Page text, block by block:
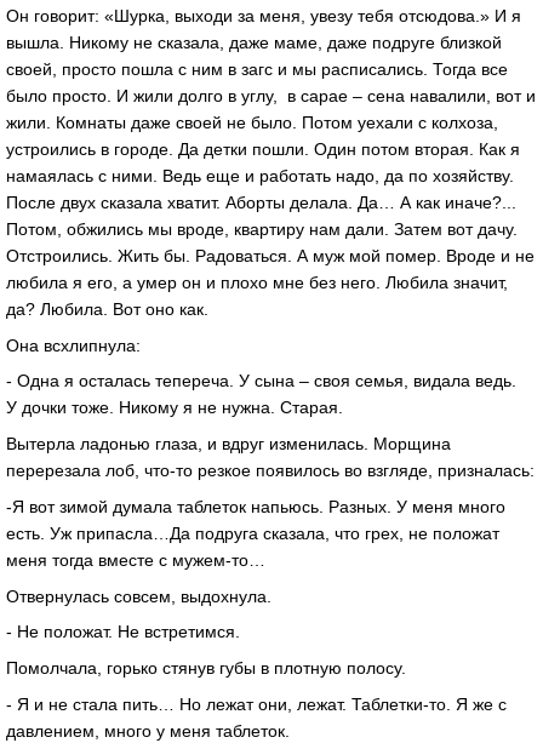
Он говорит: «Шурка, выходи за меня, увезу тебя отсюдова.» И я
вышла. Никому не сказала, даже маме, даже подруге близкой
своей, просто пошла с ним в загс и мы расписались. Тогда все
было просто. И жили долго в углу, в сарае – сена навалили, вот и
жили. Комнаты даже своей не было. Потом уехали с колхоза,
устроились в городе. Да детки пошли. Один потом вторая. Как я
намаялась с ними. Ведь еще и работать надо, да по хозяйству.
После двух сказала хватит. Аборты делала. Да… А как иначе?...
Потом, обжились мы вроде, квартиру нам дали. Затем вот дачу.
Отстроились. Жить бы. Радоваться. А муж мой помер. Вроде и не
любила я его, а умер он и плохо мне без него. Любила значит,
да? Любила. Вот оно как.
Она всхлипнула:
- Одна я осталась тепереча. У сына – своя семья, видала ведь.
У дочки тоже. Никому я не нужна. Старая.
Вытерла ладонью глаза, и вдруг изменилась. Морщина
перерезала лоб, что-то резкое появилось во взгляде, призналась:
-Я вот зимой думала таблеток напьюсь. Разных. У меня много
есть. Уж припасла…Да подруга сказала, что грех, не положат
меня тогда вместе с мужем-то…
Отвернулась совсем, выдохнула.
- Не положат. Не встретимся.
Помолчала, горько стянув губы в плотную полосу.
- Я и не стала пить… Но лежат они, лежат. Таблетки-то. Я же с
давлением, много у меня таблеток.